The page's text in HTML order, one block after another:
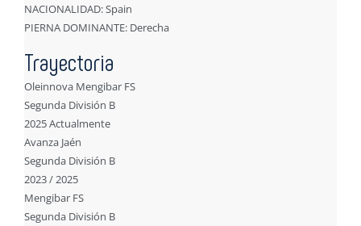
NACIONALIDAD: Spain
PIERNA DOMINANTE: Derecha
Trayectoria
Oleinnova Mengibar FS
Segunda División B
2025 Actualmente
Avanza Jaén
Segunda División B
2023 / 2025
Mengibar FS
Segunda División B